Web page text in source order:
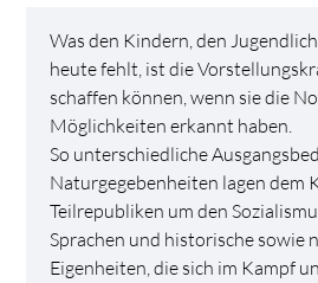
Was den Kindern, den
heute fehlt, ist die
schaffen können, wenn sie die
Möglichkeiten erkannt haben.
So unterschiedliche
Naturgegebenheiten lagen dem
Teilrepubliken um den
Sprachen und historische sowie
Eigenheiten, die sich im Kampf